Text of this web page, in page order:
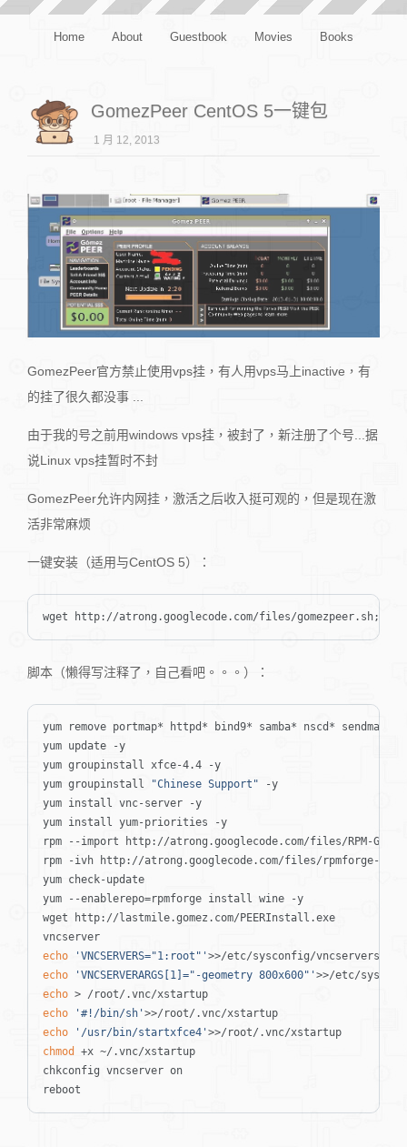
Home About Guestbook Movies Books
GomezPeer CentOS 5一键包
1 月 12, 2013
GomezPeer官方禁止使用vps挂，有人用vps马上inactive，有
的挂了很久都没事 ...
由于我的号之前用windows vps挂，被封了，新注册了个号...据
说Linux vps挂暂时不封
GomezPeer允许内网挂，激活之后收入挺可观的，但是现在激
活非常麻烦
一键安装（适用与CentOS 5）：
wget http://atrong.googlecode.com/files/gomezpeer.sh; sh
脚本（懒得写注释了，自己看吧。。。）：
yum remove portmap* httpd* bind9* samba* nscd* sendmail*
yum update -y
yum groupinstall xfce-4.4 -y
yum groupinstall
"Chinese Support" -y
yum install vnc-server -y
yum install yum-priorities -y
rpm --import http://atrong.googlecode.com/files/RPM-GPG-
rpm -ivh http://atrong.googlecode.com/files/rpmforge-
yum check-update
yum --enablerepo=rpmforge install wine -y
wget http://lastmile.gomez.com/PEERInstall.exe
echo
'VNCSERVERS="1:root"'
echo
'VNCSERVERARGS[1]="-geometry 800x600"'
echo
echo
'#!/bin/sh'
echo
'/usr/bin/startxfce4'
chmod
+x ~/.vnc/xstartup
chkconfig vncserver on
reboot